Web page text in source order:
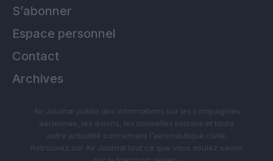
S’abonner
Espace personnel
Contact
Archives